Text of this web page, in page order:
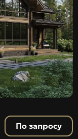
По запросу